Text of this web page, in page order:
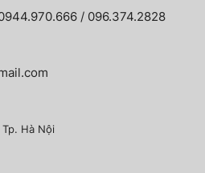
kỳ 4.0, phải hội đủ đức
hệ biện chứng, thống
doanh nghiệp, văn hóa
hành với đối tác, khách
/ 096.374.2828
Hà Nội